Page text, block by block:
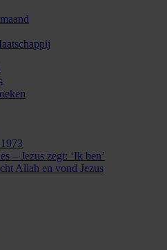
– Jezus zegt: ‘Ik ben’
Allah en vond Jezus